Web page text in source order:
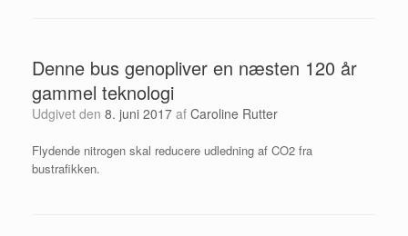
Denne bus genopliver en næsten 120 år
gammel teknologi
Udgivet den 8. juni 2017 af Caroline Rutter
Flydende nitrogen skal reducere udledning af CO2 fra
bustrafikken.